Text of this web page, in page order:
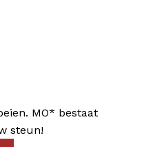
MO* bestaat
steun!